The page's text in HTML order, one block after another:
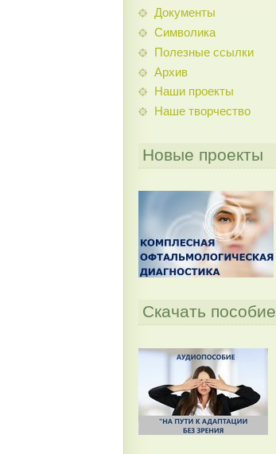
Документы
Символика
Полезные ссылки
Архив
Наши проекты
Наше творчество
Новые проекты
Скачать пособие